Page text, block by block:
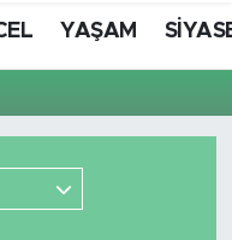
YAŞAM